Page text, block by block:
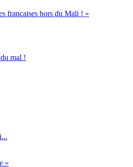
françaises hors du Mali ! »
mal !
»